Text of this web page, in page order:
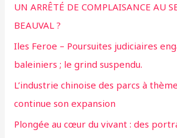
h
e
r
:
UN ARRÊTÉ DE COMPLAISANCE AU
BEAUVAL ?
Iles Feroe – Poursuites judiciaires
baleiniers ; le grind suspendu.
L’industrie chinoise des parcs à
continue son expansion
Plongée au cœur du vivant : des